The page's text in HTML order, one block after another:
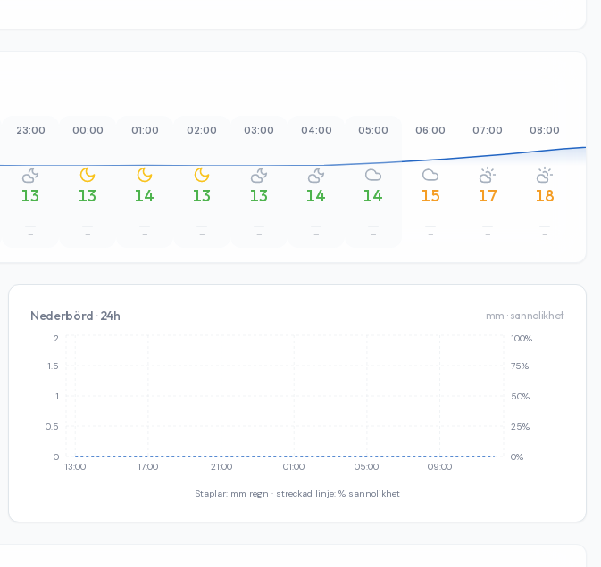
23:00
13
–
00:00
13
–
01:00
14
–
02:00
13
–
03:00
13
–
04:00
14
–
05:00
14
–
06:00
15
–
07:00
17
–
08:00
18
–
Nederbörd · 24h mm · sannolikhet
13:00 17:00 21:00 01:00 05:00 09:00
0
0.5
1
1.5
2
0%
25%
50%
75%
100%
Staplar: mm regn · streckad linje: % sannolikhet